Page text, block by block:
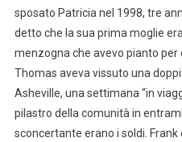
sposato Patricia nel 1998, tre
detto che la sua prima moglie
menzogna che avevo pianto per
Thomas aveva vissuto una
Asheville, una settimana “in
pilastro della comunità in
sconcertante erano i soldi.